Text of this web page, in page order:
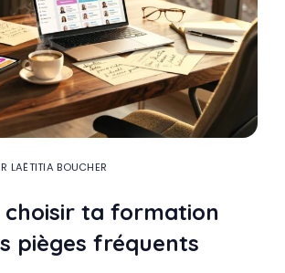
LAËTITIA BOUCHER
choisir ta formation
pièges fréquents